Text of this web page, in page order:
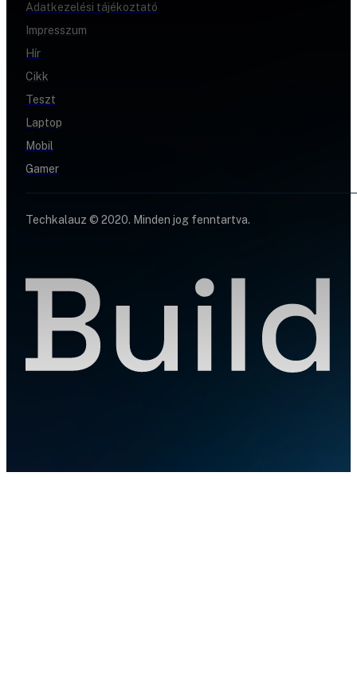
Adatkezelési tájékoztató
Impresszum
Hír
Cikk
Teszt
Laptop
Mobil
Gamer
Techkalauz © 2020. Minden jog fenntartva.